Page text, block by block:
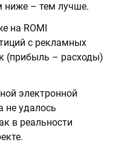
ниже – тем лучше.
на ROMI
с рекламных
(прибыль – расходы)
электронной
не удалось
в реальности